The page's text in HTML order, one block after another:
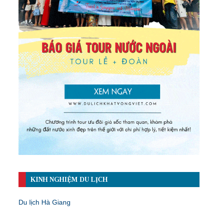
KINH NGHIỆM DU LỊCH
Du lịch Hà Giang